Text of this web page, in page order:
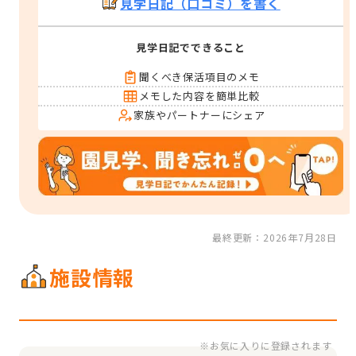
見学日記でできること
聞くべき保活項目のメモ
メモした内容を簡単比較
家族やパートナーにシェア
最終更新：2026年7月28日
施設情報
※お気に入りに登録されます